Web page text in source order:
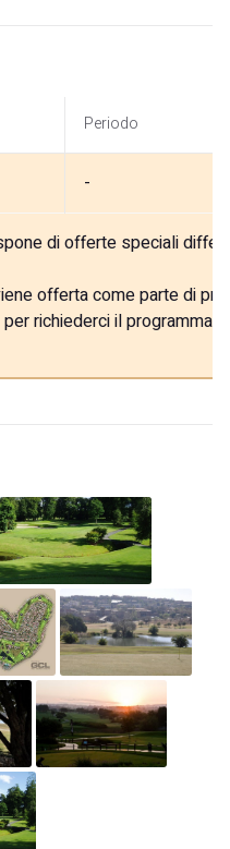
Periodo
-
di offerte speciali
offerta come parte di
richiederci il programma